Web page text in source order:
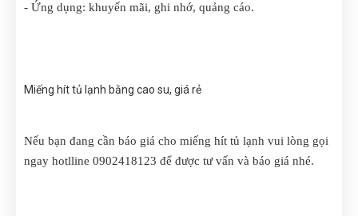
- Ứng dụng: khuyến mãi, ghi nhớ, quảng cáo.
Miếng hít tủ lạnh bằng cao su, giá rẻ
Nếu bạn đang cần báo giá cho miếng hít tủ lạnh vui lòng gọi
ngay hotlline 0902418123 để được tư vấn và báo giá nhé.